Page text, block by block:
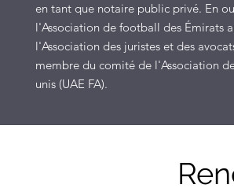
en tant que notaire public privé. En
l'Association de football des Émirats
l'Association des juristes et des
membre du comité de l'Association
unis (UAE FA).